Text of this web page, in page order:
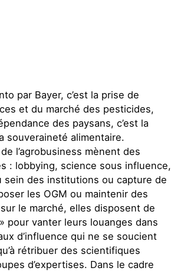
Groupes locaux
par Bayer, c’est la prise de
et du marché des pesticides,
des paysans, c’est la
souveraineté alimentaire.
l’agrobusiness mènent des
: lobbying, science sous influence,
sein des institutions ou capture de
les OGM ou maintenir des
le marché, elles disposent de
pour vanter leurs louanges dans
d’influence qui ne se soucient
rétribuer des scientifiques
d’expertises. Dans le cadre